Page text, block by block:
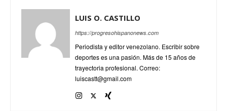
LUIS O. CASTILLO
https://progresohispanonews.com
Periodista y editor venezolano. Escribir sobre
deportes es una pasión. Más de 15 años de
trayectoria profesional. Correo:
luiscastt@gmail.com